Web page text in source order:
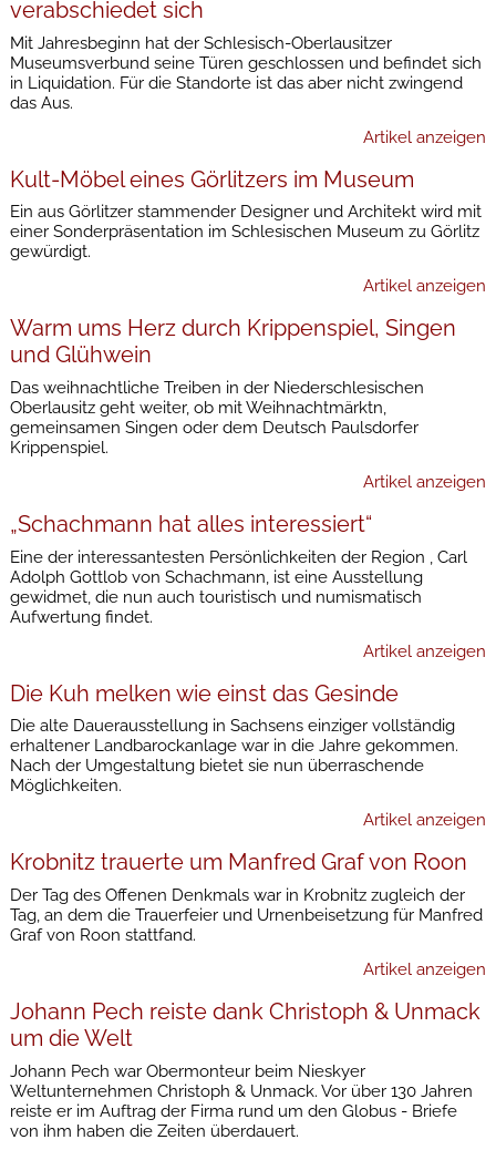
verabschiedet sich
Mit Jahresbeginn hat der Schlesisch-Oberlausitzer
Museumsverbund seine Türen geschlossen und befindet sich
in Liquidation. Für die Standorte ist das aber nicht zwingend
das Aus.
Artikel anzeigen
Kult-Möbel eines Görlitzers im Museum
Ein aus Görlitzer stammender Designer und Architekt wird mit
einer Sonderpräsentation im Schlesischen Museum zu Görlitz
gewürdigt.
Artikel anzeigen
Warm ums Herz durch Krippenspiel, Singen
und Glühwein
Das weihnachtliche Treiben in der Niederschlesischen
Oberlausitz geht weiter, ob mit Weihnachtmärktn,
gemeinsamen Singen oder dem Deutsch Paulsdorfer
Krippenspiel.
Artikel anzeigen
„Schachmann hat alles interessiert“
Eine der interessantesten Persönlichkeiten der Region , Carl
Adolph Gottlob von Schachmann, ist eine Ausstellung
gewidmet, die nun auch touristisch und numismatisch
Aufwertung findet.
Artikel anzeigen
Die Kuh melken wie einst das Gesinde
Die alte Dauerausstellung in Sachsens einziger vollständig
erhaltener Landbarockanlage war in die Jahre gekommen.
Nach der Umgestaltung bietet sie nun überraschende
Möglichkeiten.
Artikel anzeigen
Krobnitz trauerte um Manfred Graf von Roon
Der Tag des Offenen Denkmals war in Krobnitz zugleich der
Tag, an dem die Trauerfeier und Urnenbeisetzung für Manfred
Graf von Roon stattfand.
Artikel anzeigen
Johann Pech reiste dank Christoph & Unmack
um die Welt
Johann Pech war Obermonteur beim Nieskyer
Weltunternehmen Christoph & Unmack. Vor über 130 Jahren
reiste er im Auftrag der Firma rund um den Globus - Briefe
von ihm haben die Zeiten überdauert.